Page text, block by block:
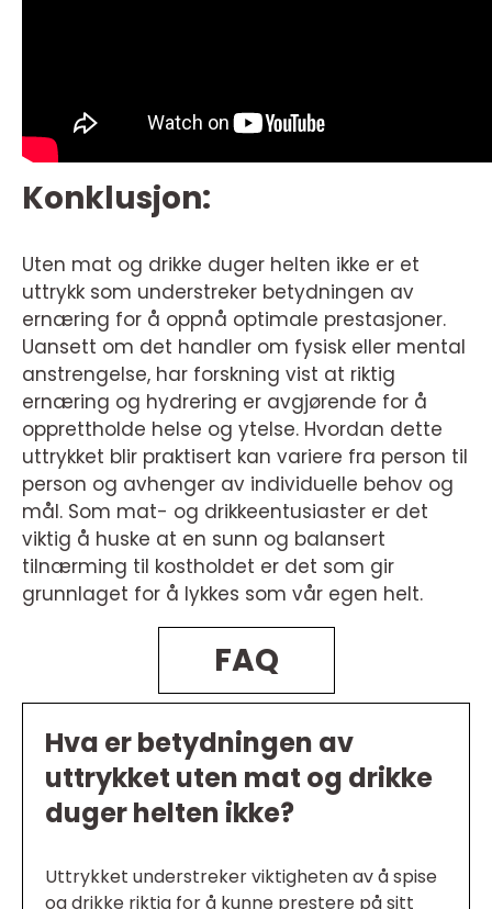
Konklusjon:
Uten mat og drikke duger helten ikke er et
uttrykk som understreker betydningen av
ernæring for å oppnå optimale prestasjoner.
Uansett om det handler om fysisk eller mental
anstrengelse, har forskning vist at riktig
ernæring og hydrering er avgjørende for å
opprettholde helse og ytelse. Hvordan dette
uttrykket blir praktisert kan variere fra person til
person og avhenger av individuelle behov og
mål. Som mat- og drikkeentusiaster er det
viktig å huske at en sunn og balansert
tilnærming til kostholdet er det som gir
grunnlaget for å lykkes som vår egen helt.
FAQ
Hva er betydningen av
uttrykket uten mat og drikke
duger helten ikke?
Uttrykket understreker viktigheten av å spise
og drikke riktig for å kunne prestere på sitt